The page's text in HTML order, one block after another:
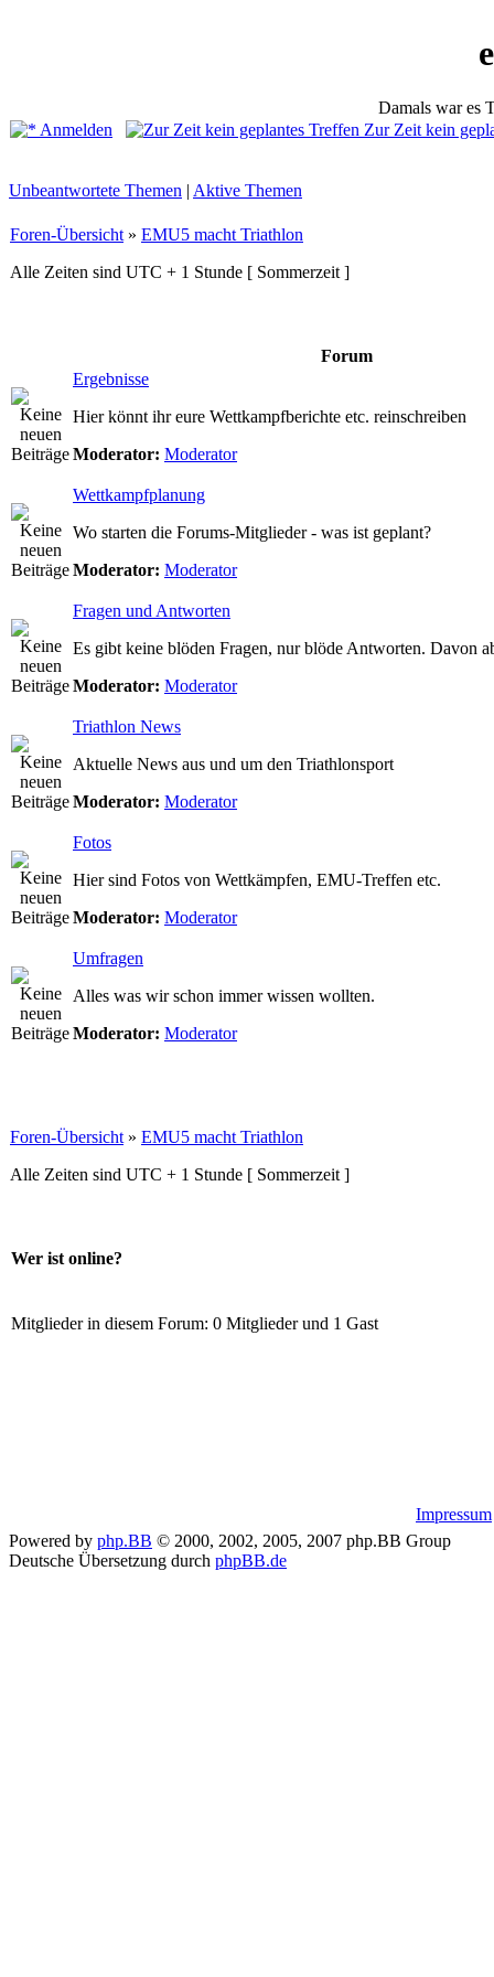
Damals war es
Anmelden
Zur Zeit kein
Unbeantwortete Themen | Aktive Themen
Foren-Übersicht » EMU5 macht Triathlon
Alle Zeiten sind UTC + 1 Stunde [ Sommerzeit ]
Forum
Ergebnisse
Hier könnt ihr eure Wettkampfberichte etc. reinschreiben
Moderator: Moderator
Wettkampfplanung
Wo starten die Forums-Mitglieder - was ist geplant?
Moderator: Moderator
Fragen und Antworten
Es gibt keine blöden Fragen, nur blöde Antworten. Davon
Moderator: Moderator
Triathlon News
Aktuelle News aus und um den Triathlonsport
Moderator: Moderator
Fotos
Hier sind Fotos von Wettkämpfen, EMU-Treffen etc.
Moderator: Moderator
Umfragen
Alles was wir schon immer wissen wollten.
Moderator: Moderator
Foren-Übersicht » EMU5 macht Triathlon
Alle Zeiten sind UTC + 1 Stunde [ Sommerzeit ]
Wer ist online?
Mitglieder in diesem Forum: 0 Mitglieder und 1 Gast
Impressum
Powered by php.BB © 2000, 2002, 2005, 2007 php.BB Group
Deutsche Übersetzung durch phpBB.de